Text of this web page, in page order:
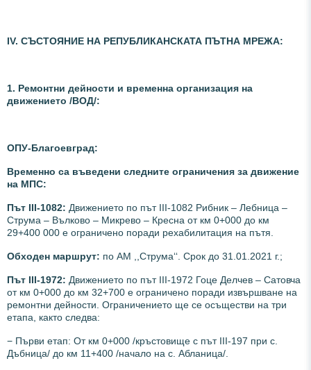
ІV. СЪСТОЯНИЕ НА РЕПУБЛИКАНСКАТА ПЪТНА МРЕЖА:
1. Ремонтни дейности и временна организация на
движението /ВОД/:
ОПУ-Благоевград:
Временно са въведени следните ограничения за движение
на МПС:
Път III-1082: Движението по път III-1082 Рибник – Лебница –
Струма – Вълково – Микрево – Кресна от км 0+000 до км
29+400 000 е ограничено поради рехабилитация на пътя.
Обходен маршрут: по АМ ,,Струма‘‘. Срок до 31.01.2021 г.;
Път III-1972: Движението по път III-1972 Гоце Делчев – Сатовча
от км 0+000 до км 32+700 е ограничено поради извършване на
ремонтни дейности. Ограничението ще се осъществи на три
етапа, както следва:
− Първи етап: От км 0+000 /кръстовище с път III-197 при с.
Дъбница/ до км 11+400 /начало на с. Абланица/.